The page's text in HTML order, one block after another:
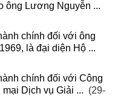
ông Lương Nguyễn ...
chính đối với ông
là đại diện Hộ ...
chính đối với Công
Dịch vụ Giải ... (29-